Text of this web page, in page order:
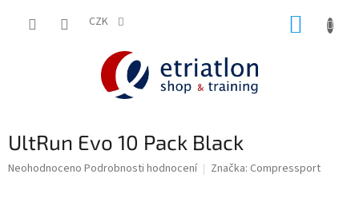
CZK
UltRun Evo 10 Pack Black
Průměrné
Neohodnoceno Podrobnosti hodnocení Značka: Compressport
shop.etriatlon.cz - Chat